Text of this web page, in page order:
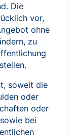
Die
vor,
ohne
zu
soweit die
oder
oder
bei